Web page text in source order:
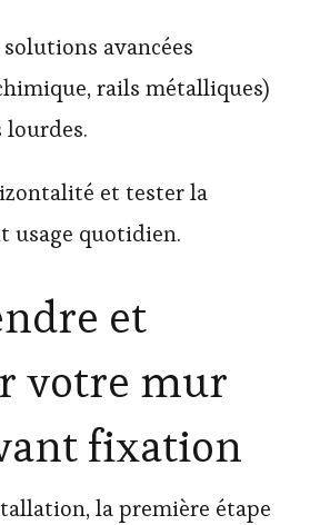
avancées
rails métalliques)
lourdes.
et tester la
usage quotidien.
et
votre mur
fixation
la première étape